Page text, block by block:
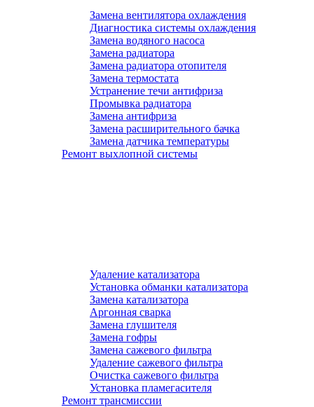
Замена вентилятора охлаждения
Диагностика системы охлаждения
Замена водяного насоса
Замена радиатора
Замена радиатора отопителя
Замена термостата
Устранение течи антифриза
Промывка радиатора
Замена антифриза
Замена расширительного бачка
Замена датчика температуры
Ремонт выхлопной системы
Удаление катализатора
Установка обманки катализатора
Замена катализатора
Аргонная сварка
Замена глушителя
Замена гофры
Замена сажевого фильтра
Удаление сажевого фильтра
Очистка сажевого фильтра
Установка пламегасителя
Ремонт трансмиссии